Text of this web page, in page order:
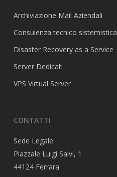
Archiviazione Mail Aziendali
Consulenza tecnico sistemistica
Disaster Recovery as a Service
Server Dedicati
VPS Virtual Server
CONTATTI
Sede Legale:
Piazzale Luigi Salvi, 1
44124 Ferrara